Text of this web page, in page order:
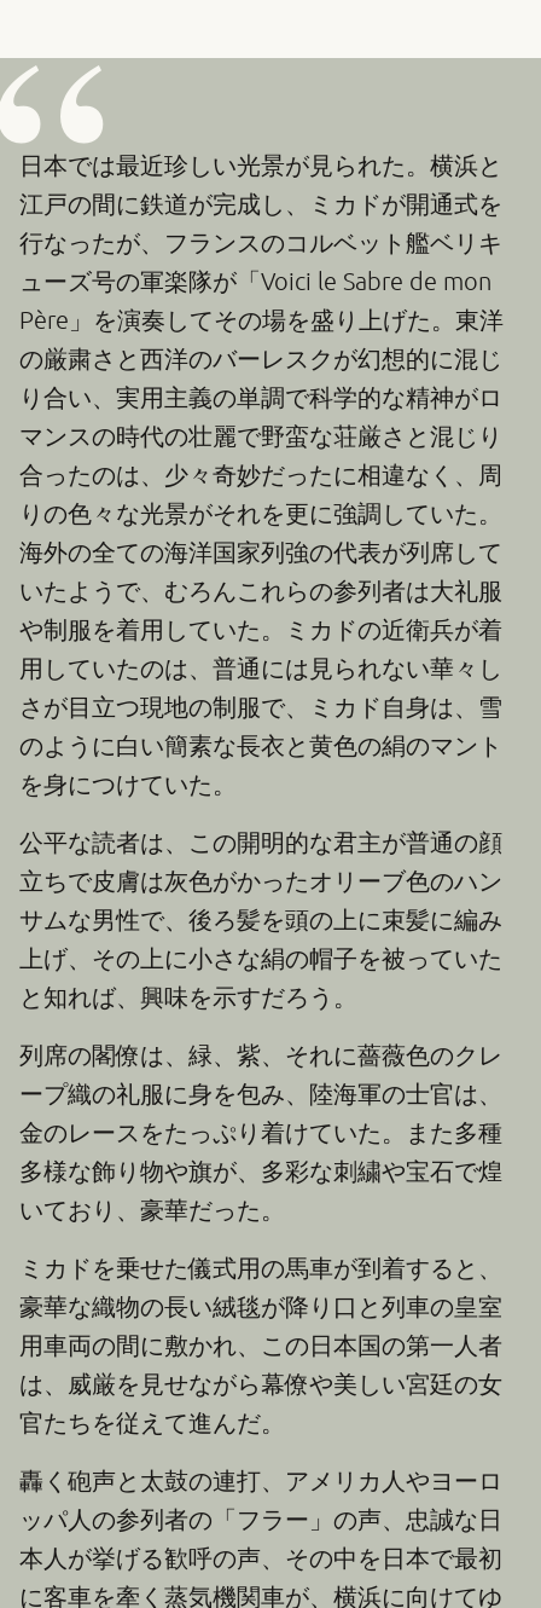
日本では最近珍しい光景が見られた。横浜と
江戸の間に鉄道が完成し、ミカドが開通式を
行なったが、フランスのコルベット艦ベリキ
ューズ号の軍楽隊が「Voici le Sabre de mon
Père」を演奏してその場を盛り上げた。東洋
の厳粛さと西洋のバーレスクが幻想的に混じ
り合い、実用主義の単調で科学的な精神がロ
マンスの時代の壮麗で野蛮な荘厳さと混じり
合ったのは、少々奇妙だったに相違なく、周
りの色々な光景がそれを更に強調していた。
海外の全ての海洋国家列強の代表が列席して
いたようで、むろんこれらの参列者は大礼服
や制服を着用していた。ミカドの近衛兵が着
用していたのは、普通には見られない華々し
さが目立つ現地の制服で、ミカド自身は、雪
のように白い簡素な長衣と黄色の絹のマント
を身につけていた。
公平な読者は、この開明的な君主が普通の顔
立ちで皮膚は灰色がかったオリーブ色のハン
サムな男性で、後ろ髪を頭の上に束髪に編み
上げ、その上に小さな絹の帽子を被っていた
と知れば、興味を示すだろう。
列席の閣僚は、緑、紫、それに薔薇色のクレ
ープ織の礼服に身を包み、陸海軍の士官は、
金のレースをたっぷり着けていた。また多種
多様な飾り物や旗が、多彩な刺繍や宝石で煌
いており、豪華だった。
ミカドを乗せた儀式用の馬車が到着すると、
豪華な織物の長い絨毯が降り口と列車の皇室
用車両の間に敷かれ、この日本国の第一人者
は、威厳を見せながら幕僚や美しい宮廷の女
官たちを従えて進んだ。
轟く砲声と太鼓の連打、アメリカ人やヨーロ
ッパ人の参列者の「フラー」の声、忠誠な日
本人が挙げる歓呼の声、その中を日本で最初
に客車を牽く蒸気機関車が、横浜に向けてゆ